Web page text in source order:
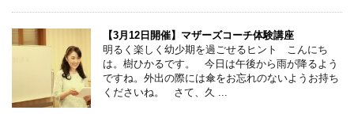
【3月12日開催】マザーズコーチ体験講座
明るく楽しく幼少期を過ごせるヒント こんにち
は。樹ひかるです。 今日は午後から雨が降るよう
ですね。外出の際には傘をお忘れのないようお持ち
くださいね。 さて、久 ...